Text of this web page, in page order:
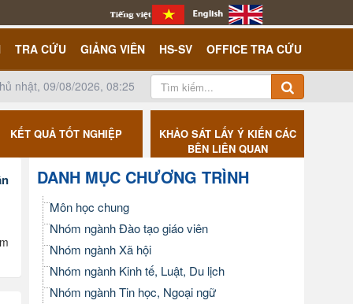
TRA CỨU GIẢNG VIÊN HS-SV OFFICE TRA CỨU
nhật, 09/08/2026, 08:25
KẾT QUẢ TỐT NGHIỆP
KHẢO SÁT LẤY Ý KIẾN CÁC
BÊN LIÊN QUAN
DANH MỤC CHƯƠNG TRÌNH
Môn học chung
Nhóm ngành Đào tạo giáo viên
Nhóm ngành Xã hội
Nhóm ngành Kinh tế, Luật, Du lịch
Nhóm ngành Tin học, Ngoại ngữ